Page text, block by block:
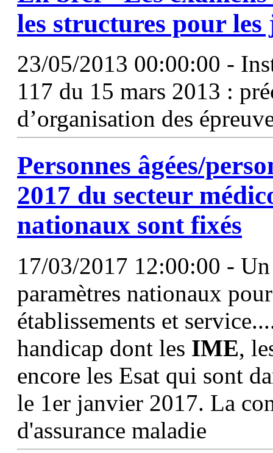
les structures pour les
23/05/2013 00:00:00 -
117 du 15 mars 2013 :
d’organisation des
Personnes âgées/
2017 du secteur
nationaux sont fixés
17/03/2017 12:00:00 -
paramètres nationaux
établissements et
handicap dont les IME,
encore les Esat qui sont
le 1er janvier 2017. La
d'assurance maladie